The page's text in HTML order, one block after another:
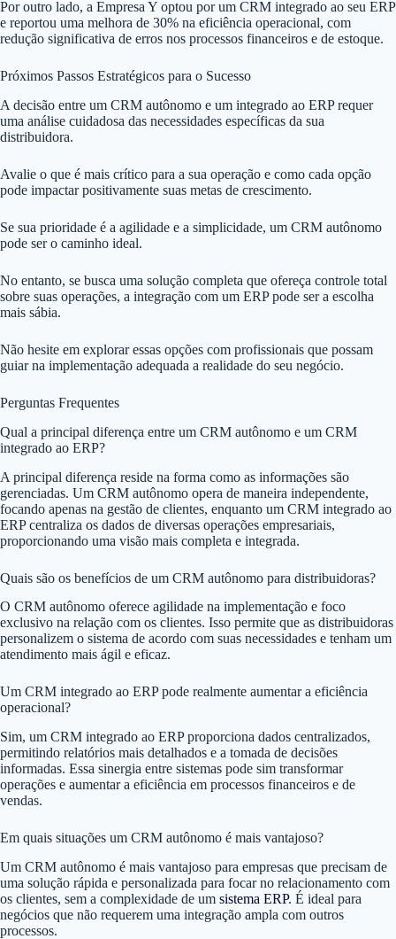
Por outro lado, a Empresa Y optou por um CRM integrado ao seu ERP
e reportou uma melhora de 30% na eficiência operacional, com
redução significativa de erros nos processos financeiros e de estoque.
Próximos Passos Estratégicos para o Sucesso
A decisão entre um CRM autônomo e um integrado ao ERP requer
uma análise cuidadosa das necessidades específicas da sua
distribuidora.
Avalie o que é mais crítico para a sua operação e como cada opção
pode impactar positivamente suas metas de crescimento.
Se sua prioridade é a agilidade e a simplicidade, um CRM autônomo
pode ser o caminho ideal.
No entanto, se busca uma solução completa que ofereça controle total
sobre suas operações, a integração com um ERP pode ser a escolha
mais sábia.
Não hesite em explorar essas opções com profissionais que possam
guiar na implementação adequada a realidade do seu negócio.
Perguntas Frequentes
Qual a principal diferença entre um CRM autônomo e um CRM
integrado ao ERP?
A principal diferença reside na forma como as informações são
gerenciadas. Um CRM autônomo opera de maneira independente,
focando apenas na gestão de clientes, enquanto um CRM integrado ao
ERP centraliza os dados de diversas operações empresariais,
proporcionando uma visão mais completa e integrada.
Quais são os benefícios de um CRM autônomo para distribuidoras?
O CRM autônomo oferece agilidade na implementação e foco
exclusivo na relação com os clientes. Isso permite que as distribuidoras
personalizem o sistema de acordo com suas necessidades e tenham um
atendimento mais ágil e eficaz.
Um CRM integrado ao ERP pode realmente aumentar a eficiência
operacional?
Sim, um CRM integrado ao ERP proporciona dados centralizados,
permitindo relatórios mais detalhados e a tomada de decisões
informadas. Essa sinergia entre sistemas pode sim transformar
operações e aumentar a eficiência em processos financeiros e de
vendas.
Em quais situações um CRM autônomo é mais vantajoso?
Um CRM autônomo é mais vantajoso para empresas que precisam de
uma solução rápida e personalizada para focar no relacionamento com
os clientes, sem a complexidade de um sistema ERP. É ideal para
negócios que não requerem uma integração ampla com outros
processos.